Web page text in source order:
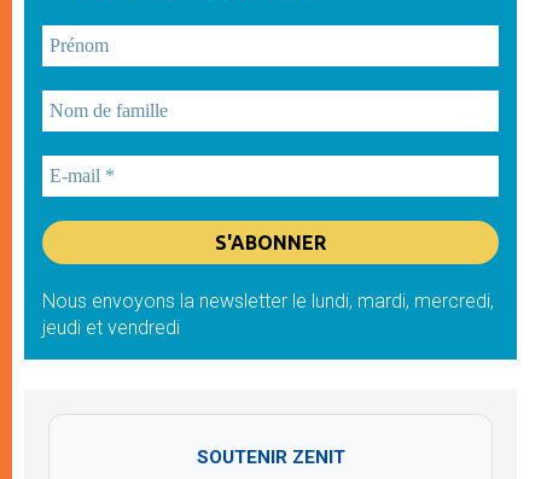
Nous envoyons la newsletter le lundi, mardi, mercredi,
jeudi et vendredi
SOUTENIR ZENIT